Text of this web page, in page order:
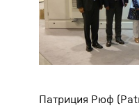
Патриция Рюф